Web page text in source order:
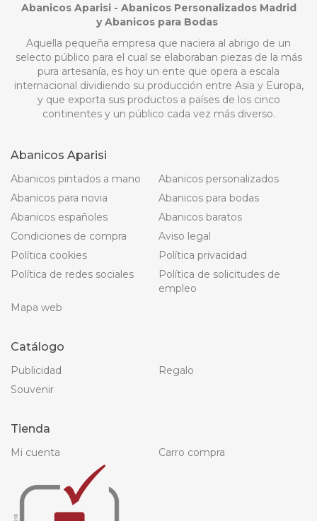
Abanicos Aparisi - Abanicos Personalizados Madrid
y Abanicos para Bodas
Aquella pequeña empresa que naciera al abrigo de un
selecto público para el cual se elaboraban piezas de la más
pura artesanía, es hoy un ente que opera a escala
internacional dividiendo su producción entre Asia y Europa,
y que exporta sus productos a países de los cinco
continentes y un público cada vez más diverso.
Abanicos Aparisi
Abanicos pintados a mano
Abanicos personalizados
Abanicos para novia
Abanicos para bodas
Abanicos españoles
Abanicos baratos
Condiciones de compra
Aviso legal
Política cookies
Política privacidad
Política de redes sociales
Política de solicitudes de
empleo
Mapa web
Catálogo
Publicidad
Regalo
Souvenir
Tienda
Mi cuenta Carro compra